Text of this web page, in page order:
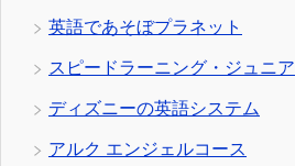
英語であそぼプラネット
スピードラーニング・ジュニア
ディズニーの英語システム
アルク エンジェルコース